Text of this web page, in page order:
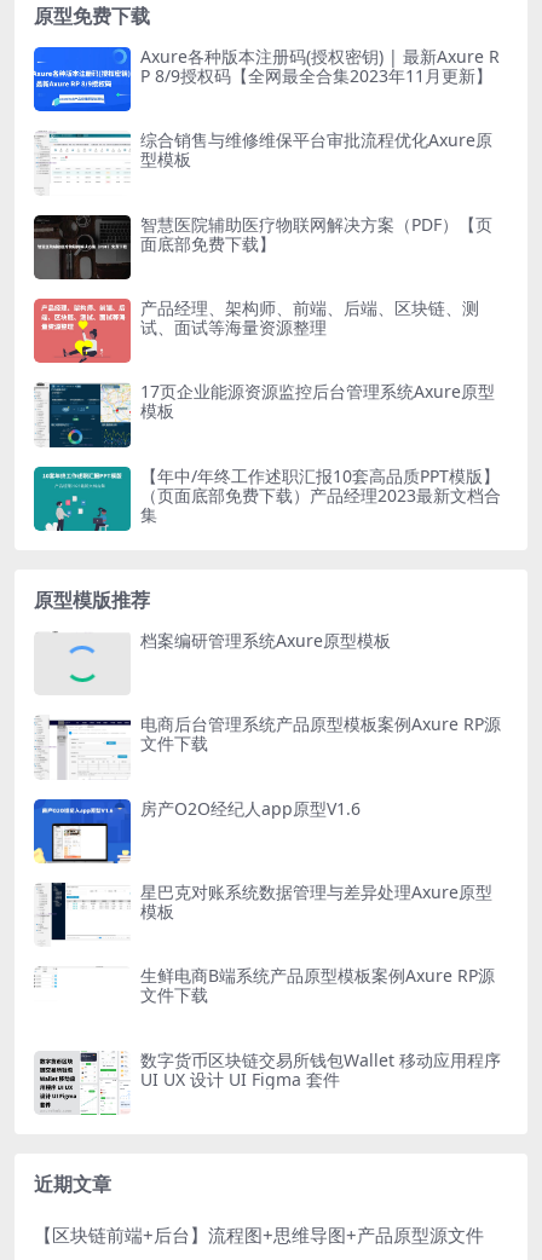
原型免费下载
Axure各种版本注册码(授权密钥) | 最新Axure R
P 8/9授权码【全网最全合集2023年11月更新】
综合销售与维修维保平台审批流程优化Axure原
型模板
智慧医院辅助医疗物联网解决方案（PDF）【页
面底部免费下载】
产品经理、架构师、前端、后端、区块链、测
试、面试等海量资源整理
17页企业能源资源监控后台管理系统Axure原型
模板
【年中/年终工作述职汇报10套高品质PPT模版】
（页面底部免费下载）产品经理2023最新文档合
集
原型模版推荐
档案编研管理系统Axure原型模板
电商后台管理系统产品原型模板案例Axure RP源
文件下载
房产O2O经纪人app原型V1.6
星巴克对账系统数据管理与差异处理Axure原型
模板
生鲜电商B端系统产品原型模板案例Axure RP源
文件下载
数字货币区块链交易所钱包Wallet 移动应用程序
UI UX 设计 UI Figma 套件
近期文章
【区块链前端+后台】流程图+思维导图+产品原型源文件